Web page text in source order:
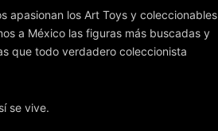
apasionan los Art Toys y coleccionables
a México las figuras más buscadas y
que todo verdadero coleccionista
se vive.